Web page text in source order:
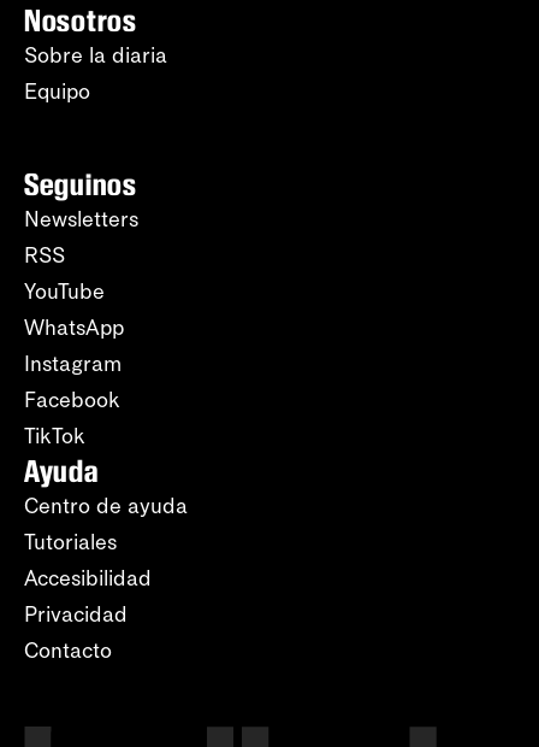
Nosotros
Sobre la diaria
Equipo
Seguinos
Newsletters
RSS
YouTube
WhatsApp
Instagram
Facebook
TikTok
Ayuda
Centro de ayuda
Tutoriales
Accesibilidad
Privacidad
Contacto